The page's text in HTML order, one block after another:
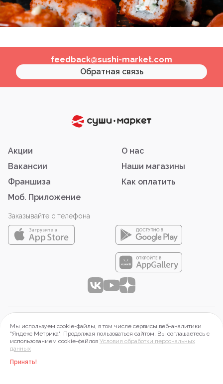
feedback@sushi-market.com
Обратная связь
Акции
О нас
Вакансии
Наши магазины
Франшиза
Как оплатить
Моб. Приложение
Заказывайте с телефона
644099 г. Омск, Набережная Тухачевского, д.16, оф.2П.
ИНН 5503197313, ОГРН 1215500015268
Правовая информация
Мы используем cookie-файлы, в том числе сервисы веб-аналитики
"Яндекс Метрика". Продолжая пользоваться сайтом, Вы соглашаетесь с
использованием cookie-файлов Условия обработки персональных
данных
Принять!